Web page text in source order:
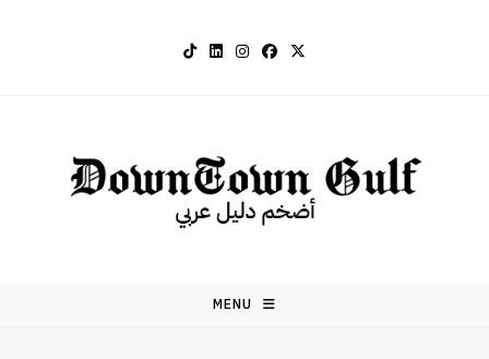
MENU